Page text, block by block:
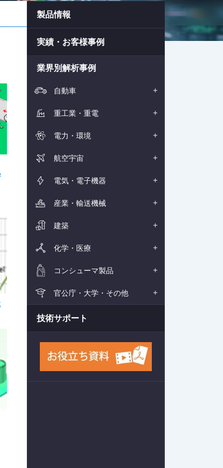
製品情報
実績・お客様事例
業界別解析事例
自動車
重工業・重電
電力・環境
航空宇宙
電気・電子機器
産業・輸送機械
建築
化学・医療
コンシューマ製品
官公庁・大学・その他
技術サポート